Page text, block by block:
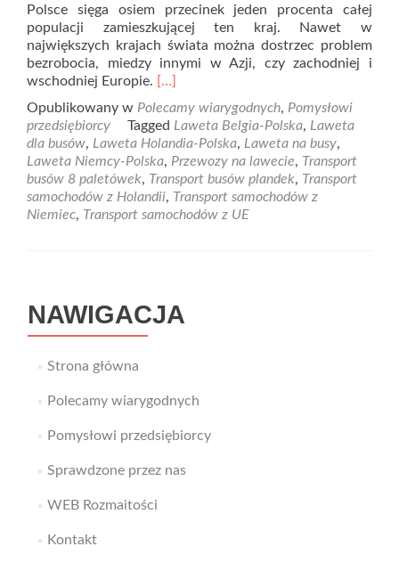
Polsce sięga osiem przecinek jeden procenta całej
populacji zamieszkującej ten kraj. Nawet w
największych krajach świata można dostrzec problem
bezrobocia, miedzy innymi w Azji, czy zachodniej i
wschodniej Europie. Read
about
Transport
samochodów
z
Niemiec
[…]
Opublikowany w Polecamy wiarygodnych, Pomysłowi
przedsiębiorcy
Tagged Laweta Belgia-Polska, Laweta
dla busów, Laweta Holandia-Polska, Laweta na busy,
Laweta Niemcy-Polska, Przewozy na lawecie, Transport
busów 8 paletówek, Transport busów plandek, Transport
samochodów z Holandii, Transport samochodów z
Niemiec, Transport samochodów z UE
NAWIGACJA
Strona główna
Polecamy wiarygodnych
Pomysłowi przedsiębiorcy
Sprawdzone przez nas
WEB Rozmaitości
Kontakt